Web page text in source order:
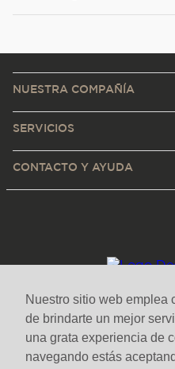
Nuestro sitio web emplea
de brindarte un mejor
una grata experiencia de
navegando estás
NUESTRA COMPAÑÍA
SERVICIOS
CONTACTO Y AYUDA